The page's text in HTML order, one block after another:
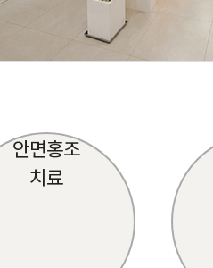
안면홍조
치료